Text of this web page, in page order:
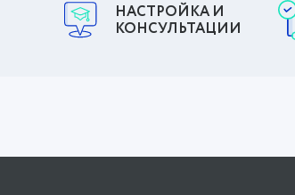
НАСТРОЙКА И
КОНСУЛЬТАЦИИ